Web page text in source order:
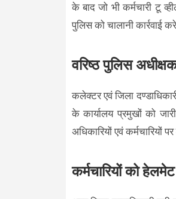
के बाद जो भी कर्मचारी टू
पुलिस को चालानी कार्रवाई
वरिष्ठ पुलिस
कलेक्टर एवं जिला
के कार्यालय प्रमुखों को
अधिकारियों एवं कर्मचारियों
कर्मचारियों को